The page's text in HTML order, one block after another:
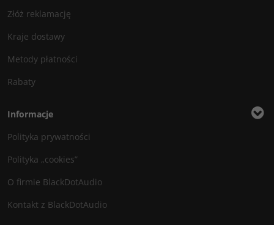
Złóż reklamację
Kraje dostawy
Metody płatności
Rabaty
Informacje
Polityka prywatności
Polityka „cookies”
O firmie BlackDotAudio
Kontakt z BlackDotAudio